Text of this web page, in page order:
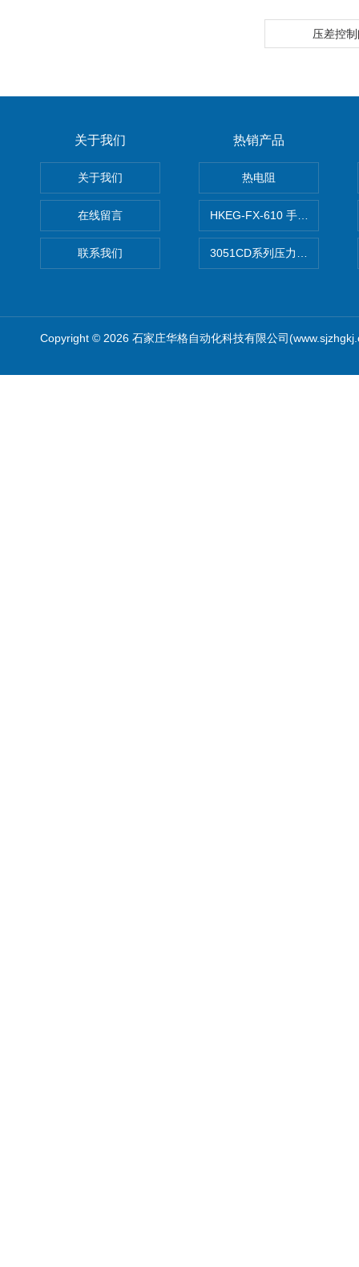
压差控
关于我们
关于我们
在线留言
联系我们
热销产品
热电阻
3051CD系列压力变送器
Copyright © 2026 石家庄华格自动化科技有限公司